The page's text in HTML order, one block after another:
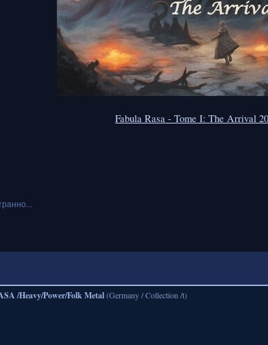
Fabula Rasa - Tome I: The Arrival
/Heavy/Power/Folk Metal(Germany / Collection /t)